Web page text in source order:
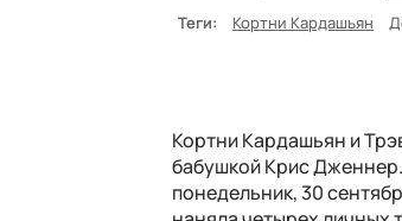
Теги:
Кортни Кардашьян
Кортни Кардашьян и
бабушкой Крис
понедельник, 30